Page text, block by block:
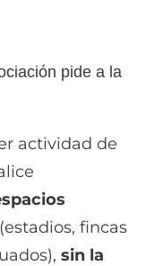
pide a la
actividad de
(estadios, fincas
sin la